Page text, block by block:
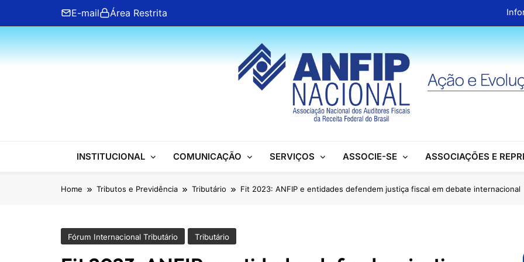
content
E-mail Área Restrita
ANFIP Nacional recebe visita da superintendente
Preparativos para o XIX Encontro
Almoço em homenagem ao Dia
Preparativos para o XIX Encontro
Almoço em homenagem ao Dia
ANFIP Nacional
INSTITUCIONAL COMUNICAÇÃO SERVIÇOS ASSOCIE-SE ASSOCIAÇÕES E
Home Tributos e Previdência Tributário Fit 2023: ANFIP e entidades defendem justiça fiscal em debate internacional
Fórum Internacional Tributário Tributário